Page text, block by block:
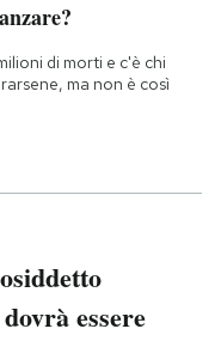
di morti e c'è chi
ma non è così
essere